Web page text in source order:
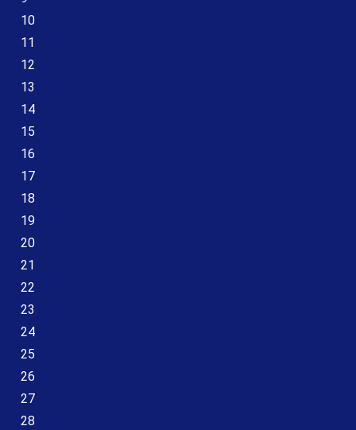
10
11
12
13
14
15
16
17
18
19
20
21
22
23
24
25
26
27
28